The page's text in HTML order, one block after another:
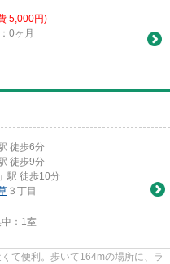
5,000円)
0ヶ月
徒歩6分
徒歩9分
」駅 徒歩10分
３丁目
： 1室
て便利。歩いて164mの場所に、ラ